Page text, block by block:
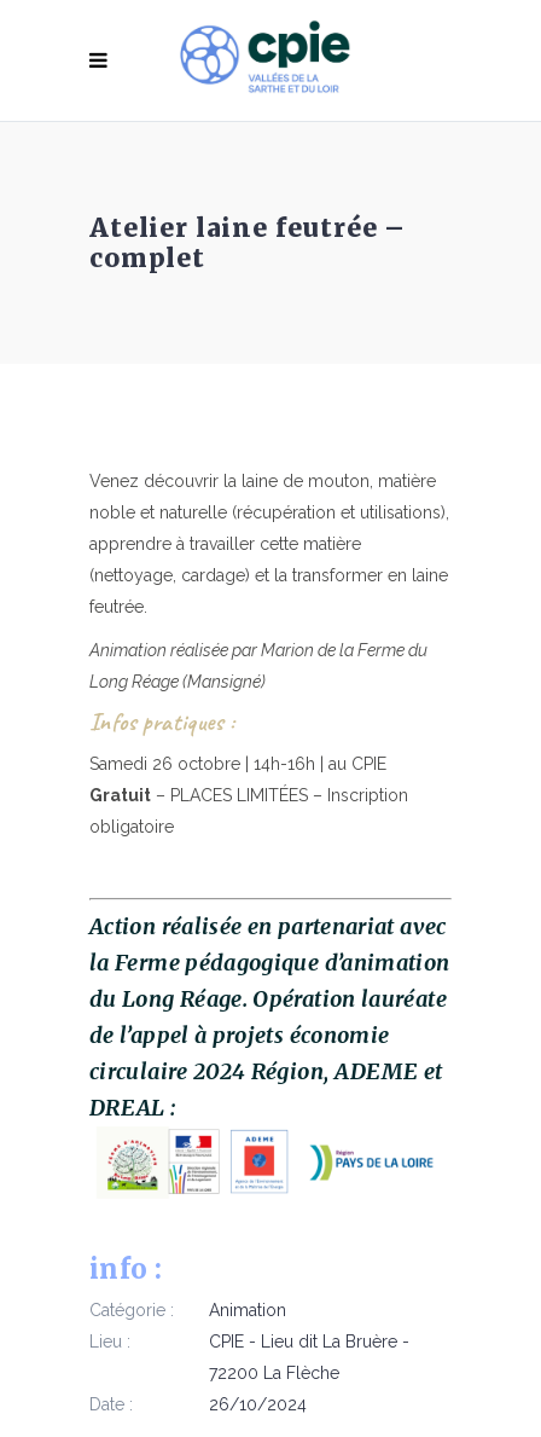
Atelier laine feutrée –
complet
Venez découvrir la laine de mouton, matière
noble et naturelle (récupération et utilisations),
apprendre à travailler cette matière
(nettoyage, cardage) et la transformer en laine
feutrée.
Animation réalisée par Marion de la Ferme du
Long Réage (Mansigné)
Infos pratiques :
Samedi 26 octobre | 14h-16h | au CPIE
Gratuit – PLACES LIMITÉES – Inscription
obligatoire
Action réalisée en partenariat avec
la Ferme pédagogique d’animation
du Long Réage. Opération lauréate
de l’appel à projets économie
circulaire 2024 Région, ADEME et
DREAL :
info :
Catégorie :
Animation
Lieu :
CPIE - Lieu dit La Bruère -
72200 La Flèche
Date :
26/10/2024